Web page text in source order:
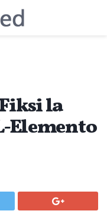
la
Elemento